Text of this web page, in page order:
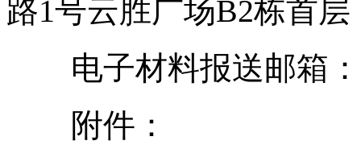
路1号云胜广场B2栋首
电子材料报送邮箱：
附件：